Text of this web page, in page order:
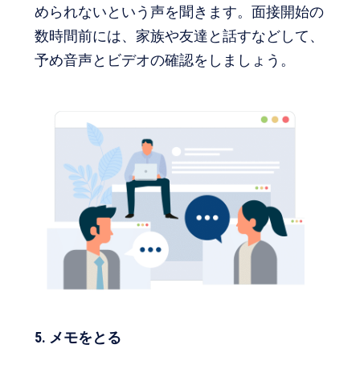
められないという声を聞きます。面接開始の
数時間前には、家族や友達と話すなどして、
予め音声とビデオの確認をしましょう。
5. メモをとる